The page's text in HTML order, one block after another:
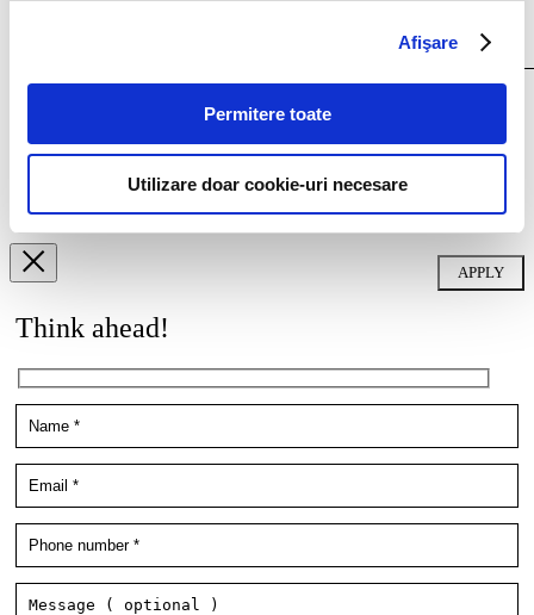
Afişare
Permitere toate
Utilizare doar cookie-uri necesare
I agree that my personal data contained in my resume, as well as in other
documents submitted to Filip & Company for recruitment purposes (such as
cover letter, any recommendations provided, if applicable) to be stored and
processed by Filip & Company in connection with the creation of a recruitment
database and to be contacted by Filip & Company for new
in my resume.More details here.
Think ahead!